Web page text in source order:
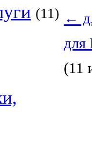
(11) ←
для
(11